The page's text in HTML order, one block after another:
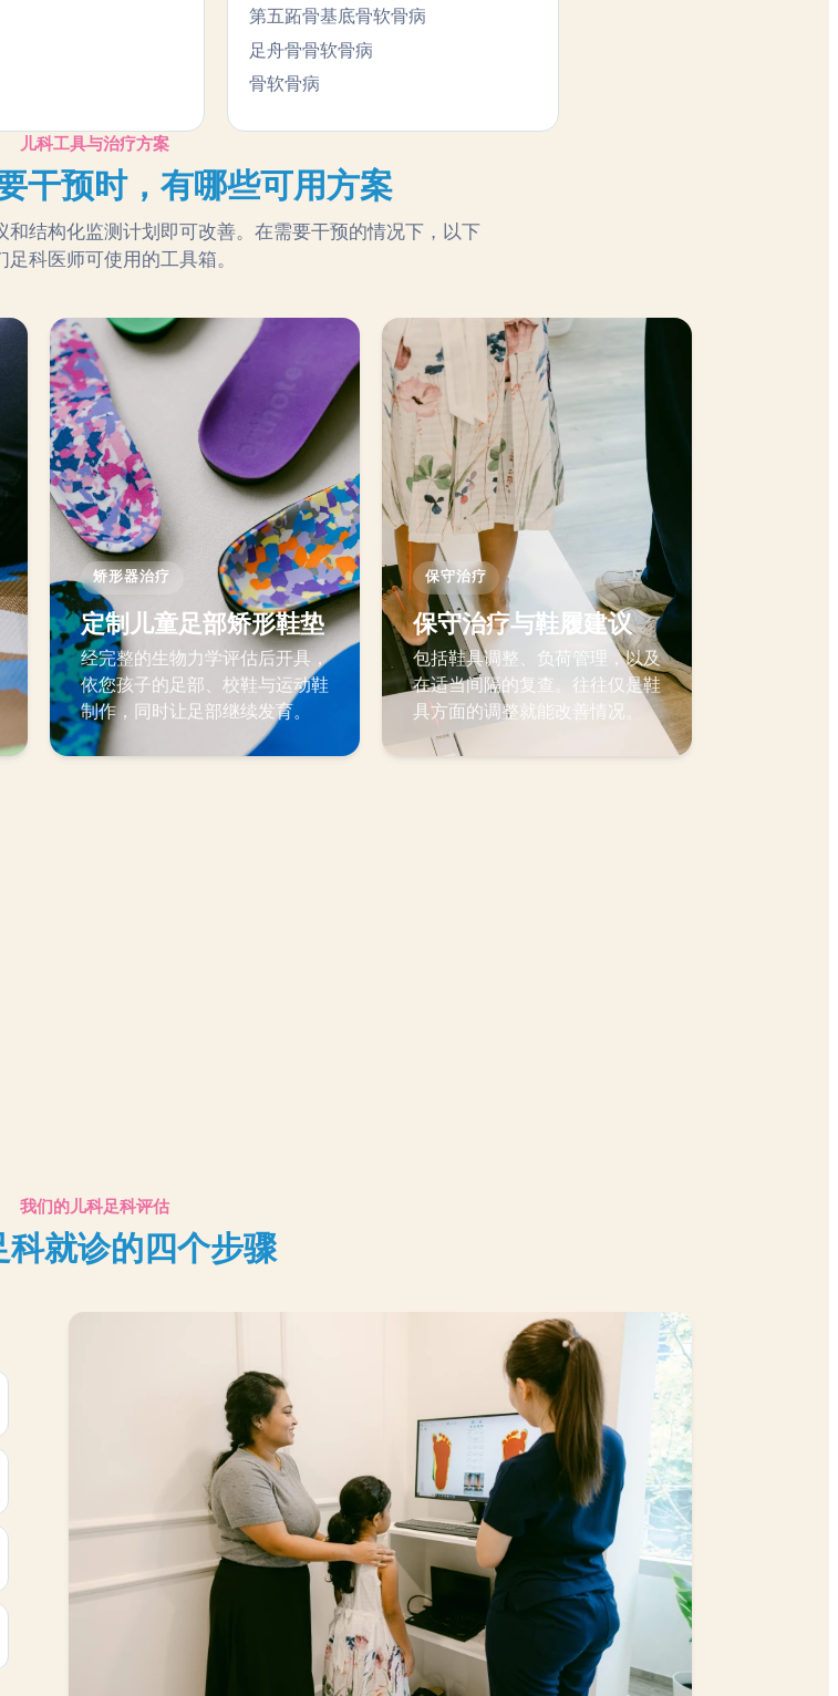
第五跖骨基底骨软骨病
足舟骨骨软骨病
骨软骨病
儿科工具与治疗方案
干预时，有哪些可用方案
结构化监测计划即可改善。在需要干预的情况下，以下
足科医师可使用的工具箱。
矫形器治疗
定制儿童足部矫形鞋垫
经完整的生物力学评估后开具，
依您孩子的足部、校鞋与运动鞋
制作，同时让足部继续发育。
保守治疗
保守治疗与鞋履建议
包括鞋具调整、负荷管理，以及
在适当间隔的复查。往往仅是鞋
具方面的调整就能改善情况。
我们的儿科足科评估
科就诊的四个步骤